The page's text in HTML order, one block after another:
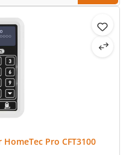
ABUS Bluetooth-Tastatur HomeTec Pro CFT3100